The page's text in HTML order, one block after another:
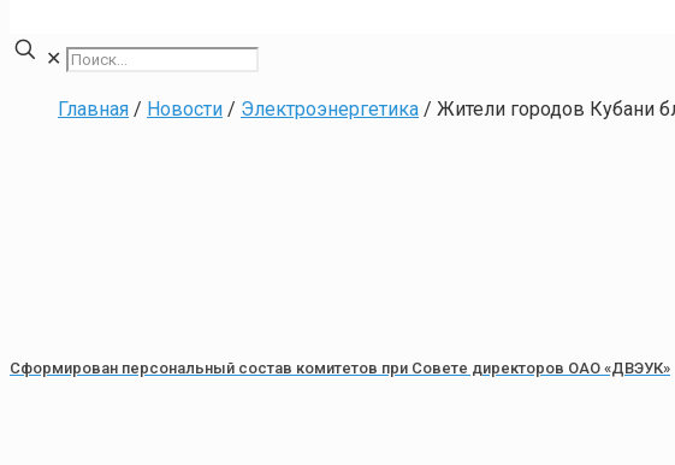
✕
Главная / Новости / Электроэнергетика / Жители городов Кубани
Сформирован персональный состав комитетов при Совете директоров ОАО «ДВЭУК»